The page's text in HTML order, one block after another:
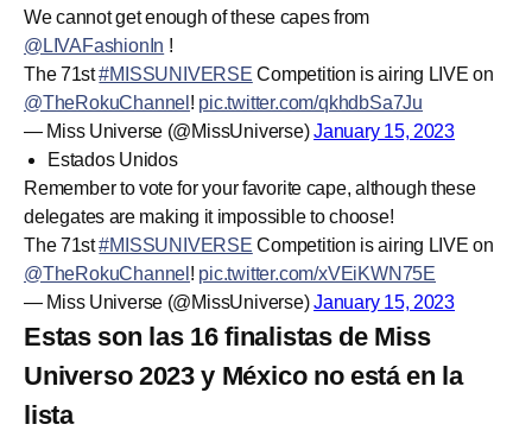
We cannot get enough of these capes from
@LIVAFashionIn !
The 71st#MISSUNIVERSE Competition is airing LIVE on
@TheRokuChannel ! pic.twitter.com/qkhdbSa7Ju
— Miss Universe (@MissUniverse)January 15, 2023
Estados Unidos
Remember to vote for your favorite cape, although these
delegates are making it impossible to choose!
The 71st#MISSUNIVERSE Competition is airing LIVE on
@TheRokuChannel ! pic.twitter.com/xVEiKWN75E
— Miss Universe (@MissUniverse)January 15, 2023
Estas son las 16 finalistas de Miss
Universo 2023 y México no está en la
lista